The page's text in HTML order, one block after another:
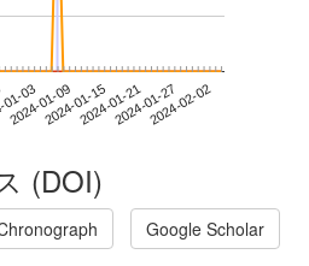
03
2024-01-092024-01-152024-01-212024-01-272024-02-02
(DOI)
Google Scholar